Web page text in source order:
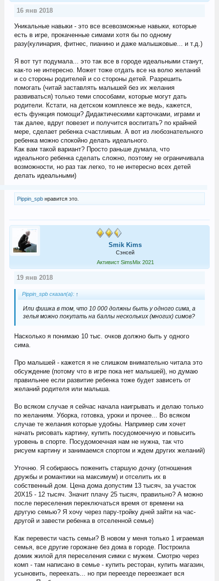
16 янв 2018
Уникальные навыки - это все всевозможные навыки, которые
есть в игре, прокаченные симами хотя бы по одному
разу(кулинария, фитнес, пианино и даже малышковые... и т.д.)
Я вот тут подумала... это так все в городе идеальными станут,
как-то не интересно. Может тоже отдать все на волю желаний
и со стороны родителей и со стороны детей. Разрешить
помогать (читай заставлять малышей без их желания
развиваться) только теми способами, которые могут дать
родители. Кстати, на детском комплексе же ведь, кажется,
есть функция помощи? Дидактическими карточками, играми и
так далее, вдруг повезет и получится воспитать? по крайней
мере, сделает ребенка счастливым. А вот из любознательного
ребенка можно спокойно делать идеального.
Как вам такой вариант? Просто раньше думала, что
идеального ребенка сделать сложно, поэтому не ограничивала
возможности, но раз так легко, то не интересно всех детей
делать идеальными)
Pippin_spbнравится это.
Smik Kims
Сэнсей
Активист SimsMix 2021
19 янв 2018
Pippin_spb сказал(а): ↑
Или фишка в том, что 10 000 должны быть у одного сима, а
зелья можно покупать на баллы нескольких (многих) симов?
Насколько я понимаю 10 тыс. очков должно быть у одного
сима.
Про малышей - кажется я не слишком внимательно читала это
обсуждение (потому что в игре пока нет малышей), но думаю
правильнее если развитие ребенка тоже будет зависеть от
желаний родителя или малыша.
Во всяком случае я сейчас начала наигрывать и делаю только
по желаниям. Уборка, готовка, уроки и прочее... Во всяком
случае те желания которые удобны. Например сим хочет
начать рисовать картину, купить посудомоечную и повысить
уровень в спорте. Посудомоечная нам не нужна, так что
рисуем картину и занимаемся спортом и ждем других желаний)
Уточню. Я собираюсь поженить старшую дочку (отношения
дружбы и романтики на максимум) и отселить их в
собственный дом. Цена дома допустим 13 тысяч, за участок
20Х15 - 12 тысяч. Значит плачу 25 тысяч, правильно? А можно
после переселения переключаться время от времени на
другую семью? Я хочу через пару-тройку дней зайти на час-
другой и завести ребенка в отселенной семье)
Как перевести часть семьи? В новом у меня только 1 играемая
семья, все другие горожане без дома в городе. Построила
домик жилой для переселения симки с мужем. Смотрю через
комп - там написано в семье - купить ресторан, купить магазин,
усыновить, переехать... но при переезде переезжает вся